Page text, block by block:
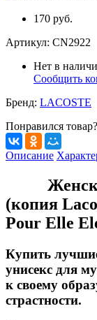
170 руб.
Артикул: CN2922
Нет в
Сообщить
Бренд: LACOSTE
Понравился
Описание
Женские
(копия
Pour Elle
Купить
унисекс для
к своему
страстности.